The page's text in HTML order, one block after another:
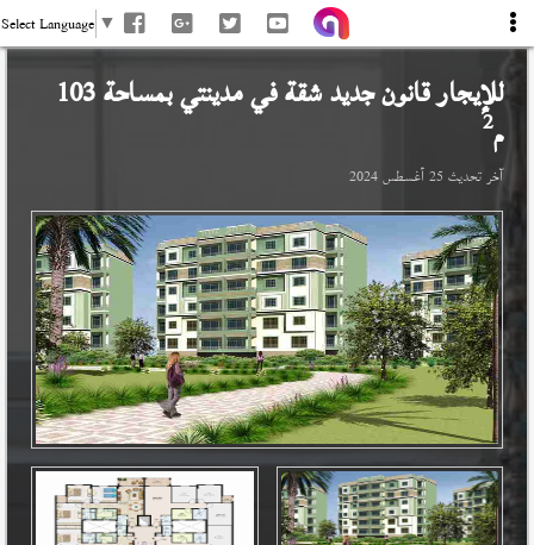
Select Language ▼
للإيجار قانون جديد شقة فيمدينتي بمساحة 103
م2
آخر تحديث 25 أغسطس 2024